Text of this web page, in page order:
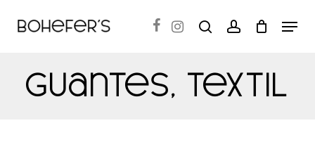
content
search accountMenu
Guantes, Textil